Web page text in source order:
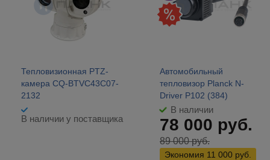
Тепловизионная PTZ-
камера CQ-BTVC43C07-
2132
В наличии у поставщика
Автомобильный
тепловизор Planck N-
Driver P102 (384)
В наличии
78 000 руб.
89 000руб.
Экономия 11 000 руб.